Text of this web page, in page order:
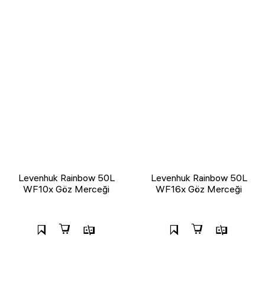
Levenhuk Rainbow 50L
WF10x Göz Merceği
Levenhuk Rainbow 50L
WF16x Göz Merceği